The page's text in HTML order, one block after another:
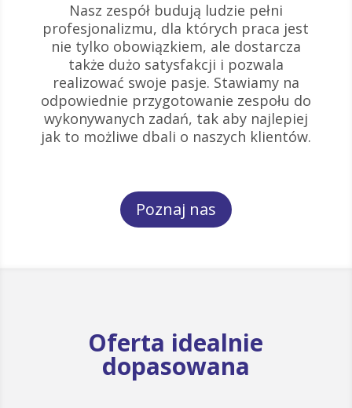
Nasz zespół budują ludzie pełni
profesjonalizmu, dla których praca jest
nie tylko obowiązkiem, ale dostarcza
także dużo satysfakcji i pozwala
realizować swoje pasje. Stawiamy na
odpowiednie przygotowanie zespołu do
wykonywanych zadań, tak aby najlepiej
jak to możliwe dbali o naszych klientów.
Poznaj nas
Oferta idealnie
dopasowana